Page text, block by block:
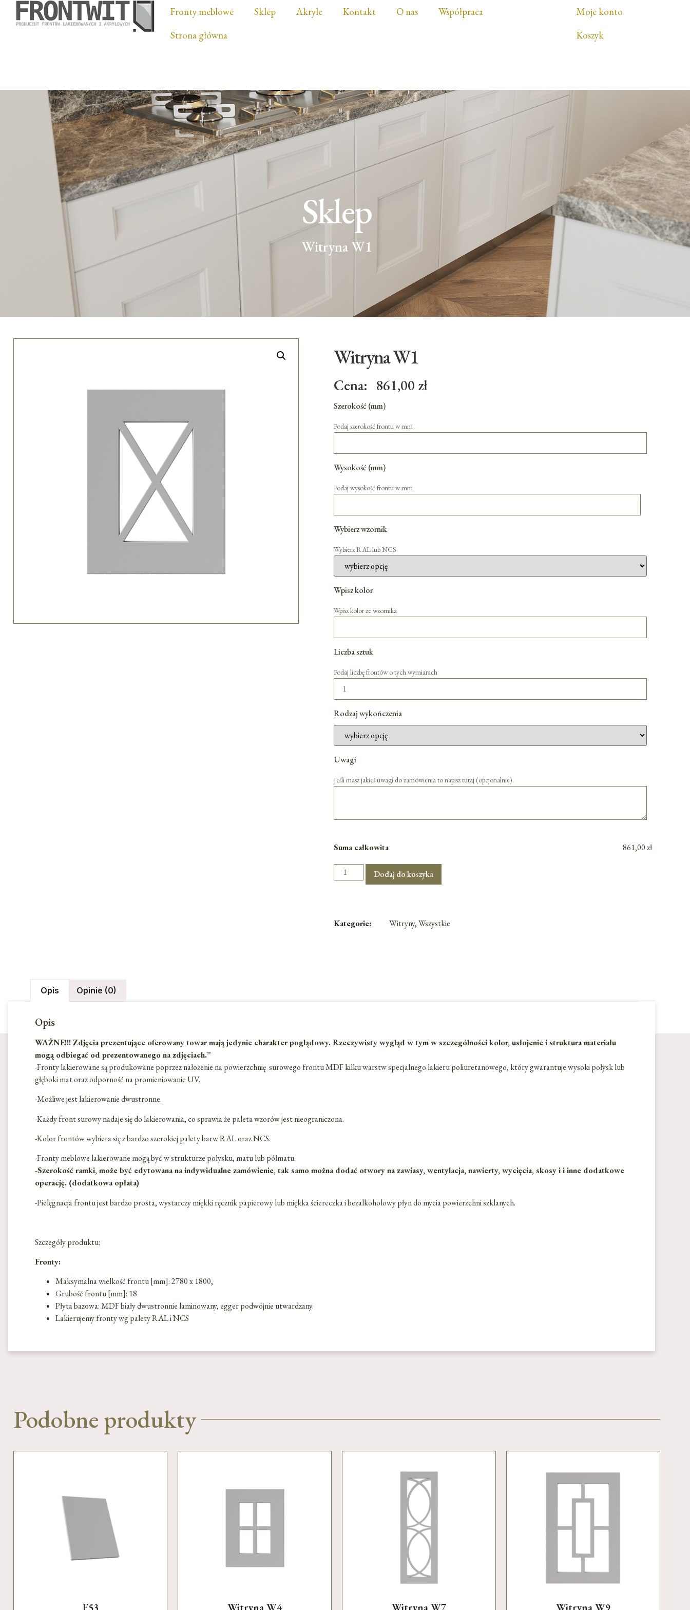
Fronty meblowe Sklep Akryle Kontakt O nas
Współpraca
Strona główna
Moje konto
Koszyk
Sklep
Witryna W1
Witryna W1
Cena: 861,00 zł
Szerokość (mm)
Podaj szerokość frontu w mm
Wysokość (mm)
Podaj wysokość frontu w mm
Wybierz wzornik
Wybierz RAL lub NCS
Wpisz kolor
Wpisz kolor ze wzornika
Liczba sztuk
Podaj liczbę frontów o tych wymiarach
Rodzaj wykończenia
Uwagi
Jeśli masz jakieś uwagi do zamówienia to napisz tutaj (opcjonalnie).
Suma całkowita 861,00 zł
Dodaj do koszyka
Kategorie: Witryny,Wszystkie
Opis Opinie (0)
Opis
WAŻNE!!! Zdjęcia prezentujące oferowany towar mają jedynie charakter poglądowy. Rzeczywisty wygląd w tym w szczególności kolor, usłojenie i struktura materiału
mogą odbiegać od prezentowanego na zdjęciach.”
-Fronty lakierowane są produkowane poprzez nałożenie na powierzchnię surowego frontu MDF kilku warstw specjalnego lakieru poliuretanowego, który gwarantuje wysoki połysk lub
głęboki mat oraz odporność na promieniowanie UV.
-Możliwe jest lakierowanie dwustronne.
-Każdy front surowy nadaje się do lakierowania, co sprawia że paleta wzorów jest nieograniczona.
-Kolor frontów wybiera się z bardzo szerokiej palety barw RAL oraz NCS.
-Fronty meblowe lakierowane mogą być w strukturze połysku, matu lub półmatu.
-Szerokość ramki, może być edytowana na indywidualne zamówienie, tak samo można dodać otwory na zawiasy, wentylacja, nawierty, wycięcia, skosy i i inne dodatkowe
operację. (dodatkowa opłata)
-Pielęgnacja frontu jest bardzo prosta, wystarczy miękki ręcznik papierowy lub miękka ściereczka i bezalkoholowy płyn do mycia powierzchni szklanych.
Szczegóły produktu:
Fronty:
Maksymalna wielkość frontu [mm]: 2780 x 1800,
Grubość frontu [mm]: 18
Płyta bazowa: MDF biały dwustronnie laminowany, egger podwójnie utwardzany.
Lakierujemy fronty wg palety RAL i NCS
Podobne produkty